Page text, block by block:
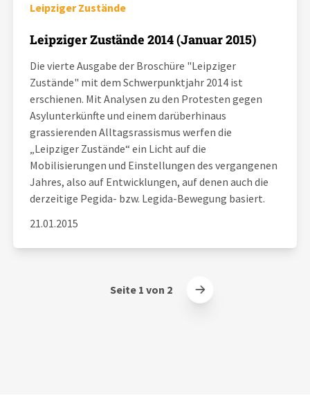
Leipziger Zustände
Leipziger Zustände 2014 (Januar 2015)
Die vierte Ausgabe der Broschüre "Leipziger
Zustände" mit dem Schwerpunktjahr 2014 ist
erschienen. Mit Analysen zu den Protesten gegen
Asylunterkünfte und einem darüberhinaus
grassierenden Alltagsrassismus werfen die
„Leipziger Zustände“ ein Licht auf die
Mobilisierungen und Einstellungen des vergangenen
Jahres, also auf Entwicklungen, auf denen auch die
derzeitige Pegida- bzw. Legida-Bewegung basiert.
21.01.2015
Seite 1 von 2